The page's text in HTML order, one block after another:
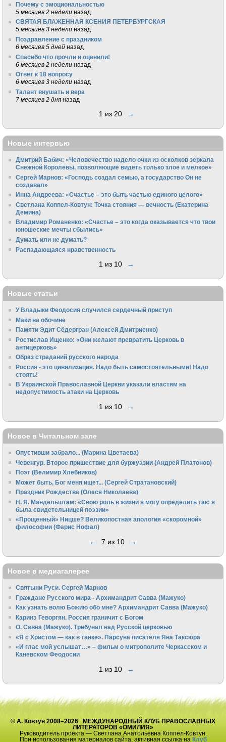
Почему с эмоциональностью
5 месяцев 2 недели назад
СВЯТАЯ БЛАЖЕННАЯ КСЕНИЯ ПЕТЕРБУРГСКАЯ
5 месяцев 3 недели назад
Поздравление с праздником
6 месяцев 5 дней назад
Спасибо что прочли и оценили!
6 месяцев 2 недели назад
Ответ к 18 вопросу
6 месяцев 3 недели назад
Талант внушать и вера
7 месяцев 2 дня назад
1 из 20 →
Новые интервью
Дмитрий Бабич: «Человечество надело очки из осколков зеркала
Снежной Королевы, позволяющие видеть только злое и мелкое»
Сергей Марнов: «Господь создал семью, а государство Он не
создавал»
Инна Андреева: «Счастье – это быть частью единого целого»
Светлана Коппел-Ковтун: Точка стояния — вечность (Екатерина
Демина)
Владимир Романенко: «Счастье – это когда оказывается что твои
юношеские мечты сбылись»
Думать или не думать?
Распадающаяся нравственность
1 из 10 →
Новые статьи
У Владыки Феодосия случился сердечный приступ
Маки на обочине
Памяти Эдит Сёдергран (Алексей Дмитриенко)
Ростислав Ищенко: «Они желают превратить Церковь в
антицерковь»
Образ страданий русского народа
Россия - это цивилизация. Надо быть самостоятельными! Надо
стоять!
В Украинской Православной Церкви указали властям на
недопустимость атаки на Церковь
1 из 10 →
Новое в Читальном зале
Опустивши забрало... (Марина Цветаева)
Чевенгур. Второе пришествие для буржуазии (Андрей Платонов)
Поэт (Велимир Хлебников)
Может быть, Бог меня ищет... (Сергей Стратановский)
Праздник Рождества (Олеся Николаева)
Н. Я. Мандельштам: «Свою pоль в жизни я могу опpеделить так: я
была свидетельницей поэзии»
«Прощенный» Ницше? Великопостная апология «скоромной»
философии (Фарис Нофал)
← 7 из 10 →
Новое в медиагалерее
Святыни Руси. Сергей Марнов
Граждане Русского мира - Архимандрит Савва (Мажуко)
Как узнать волю Божию обо мне? Архимандрит Савва (Мажуко)
Каринэ Геворгян. Россия граничит с Богом
О. Савва (Мажуко). Трибунал над Русской церковью
«Я с Христом — как в танке». Парсуна писателя Яна Таксюра
«И глас мой услышат…» – фильм о митрополите Черкасском и
Каневском Феодосии
1 из 10 →
© А. Ковтун 2008–2026 МЕЖДУНАРОДНЫЙ КЛУБ ПРАВОСЛАВНЫХ
ЛИТЕРАТОРОВ «ОМИЛИЯ»
Руководитель проекта — Светлана Анатольевна Коппел-Ковтун.
При использования материалов сайта, активная ссылка на Клуб